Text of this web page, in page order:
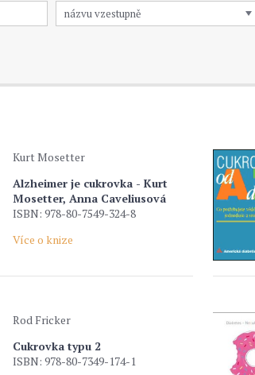
Kurt Mosetter
Alzheimer je cukrovka - Kurt
Mosetter, Anna Caveliusová
ISBN: 978-80-7549-324-8
Více o knize
Rod Fricker
Cukrovka typu 2
ISBN: 978-80-7349-174-1